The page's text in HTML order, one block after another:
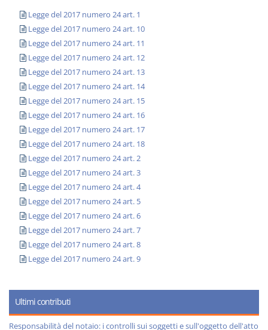
Legge del 2017 numero 24 art. 1
Legge del 2017 numero 24 art. 10
Legge del 2017 numero 24 art. 11
Legge del 2017 numero 24 art. 12
Legge del 2017 numero 24 art. 13
Legge del 2017 numero 24 art. 14
Legge del 2017 numero 24 art. 15
Legge del 2017 numero 24 art. 16
Legge del 2017 numero 24 art. 17
Legge del 2017 numero 24 art. 18
Legge del 2017 numero 24 art. 2
Legge del 2017 numero 24 art. 3
Legge del 2017 numero 24 art. 4
Legge del 2017 numero 24 art. 5
Legge del 2017 numero 24 art. 6
Legge del 2017 numero 24 art. 7
Legge del 2017 numero 24 art. 8
Legge del 2017 numero 24 art. 9
Ultimi contributi
Responsabilità del notaio: i controlli sui soggetti e sull'oggetto dell'atto